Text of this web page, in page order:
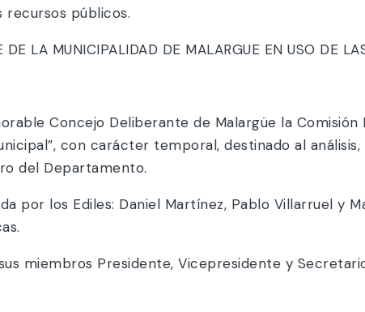
públicos.
LA MUNICIPALIDAD DE MALARGUE EN USO DE
Concejo Deliberante de Malargüe la
con carácter temporal, destinado al
del Departamento.
por los Ediles: Daniel Martínez, Pablo Villarruel y
miembros Presidente, Vicepresidente y